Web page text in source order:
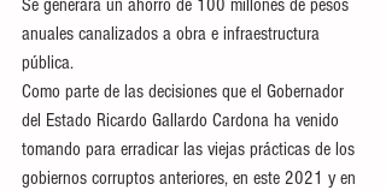
Se generará un ahorro de 100 millones de pesos
anuales canalizados a obra e infraestructura
pública.
Como parte de las decisiones que el Gobernador
del Estado Ricardo Gallardo Cardona ha venido
tomando para erradicar las viejas prácticas de los
gobiernos corruptos anteriores, en este 2021 y en